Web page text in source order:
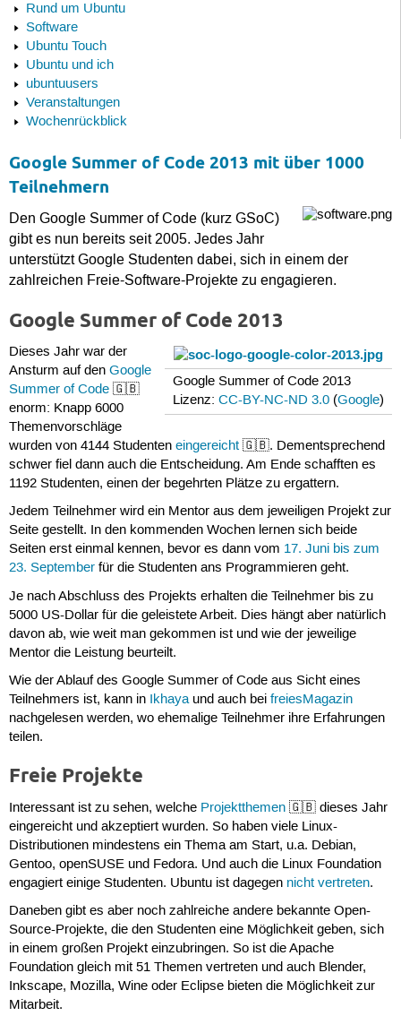
Rund um Ubuntu
Software
Ubuntu Touch
Ubuntu und ich
ubuntuusers
Veranstaltungen
Wochenrückblick
Google Summer of Code 2013 mit über 1000
Teilnehmern
Den Google Summer of Code (kurz GSoC)
gibt es nun bereits seit 2005. Jedes Jahr
unterstützt Google Studenten dabei, sich in einem der
zahlreichen Freie-Software-Projekte zu engagieren.
Google Summer of Code 2013
Google Summer of Code 2013
Lizenz:CC-BY-NC-ND 3.0 (Google)
Dieses Jahr war der
Ansturm auf den Google
Summer of Code🇬🇧
enorm: Knapp 6000
Themenvorschläge
wurden von 4144 Studenten eingereicht🇬🇧. Dementsprechend
schwer fiel dann auch die Entscheidung. Am Ende schafften es
1192 Studenten, einen der begehrten Plätze zu ergattern.
Jedem Teilnehmer wird ein Mentor aus dem jeweiligen Projekt zur
Seite gestellt. In den kommenden Wochen lernen sich beide
Seiten erst einmal kennen, bevor es dann vom 17. Juni bis zum
23. Septemberfür die Studenten ans Programmieren geht.
Je nach Abschluss des Projekts erhalten die Teilnehmer bis zu
5000 US-Dollar für die geleistete Arbeit. Dies hängt aber natürlich
davon ab, wie weit man gekommen ist und wie der jeweilige
Mentor die Leistung beurteilt.
Wie der Ablauf des Google Summer of Code aus Sicht eines
Teilnehmers ist, kann in Ikhayaund auch bei freiesMagazin
nachgelesen werden, wo ehemalige Teilnehmer ihre Erfahrungen
teilen.
Freie Projekte
Interessant ist zu sehen, welche Projektthemen🇬🇧 dieses Jahr
eingereicht und akzeptiert wurden. So haben viele Linux-
Distributionen mindestens ein Thema am Start, u.a. Debian,
Gentoo, openSUSE und Fedora. Und auch die Linux Foundation
engagiert einige Studenten. Ubuntu ist dagegen nicht vertreten.
Daneben gibt es aber noch zahlreiche andere bekannte Open-
Source-Projekte, die den Studenten eine Möglichkeit geben, sich
in einem großen Projekt einzubringen. So ist die Apache
Foundation gleich mit 51 Themen vertreten und auch Blender,
Inkscape, Mozilla, Wine oder Eclipse bieten die Möglichkeit zur
Mitarbeit.